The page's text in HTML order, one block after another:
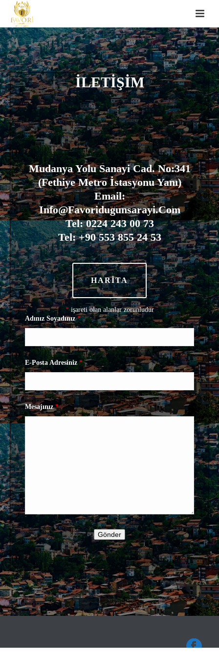
İLETİŞİM
Mudanya Yolu Sanayi Cad. No:341
(Fethiye Metro İstasyonu Yanı)
Email:
Info@favoridugunsarayi.com
Tel: 0224 243 00 73
Tel: +90 553 855 24 53
HARİTA
*işareti olan alanlar zorunludur
Adınız Soyadınız*
E-Posta Adresiniz*
Mesajınız*